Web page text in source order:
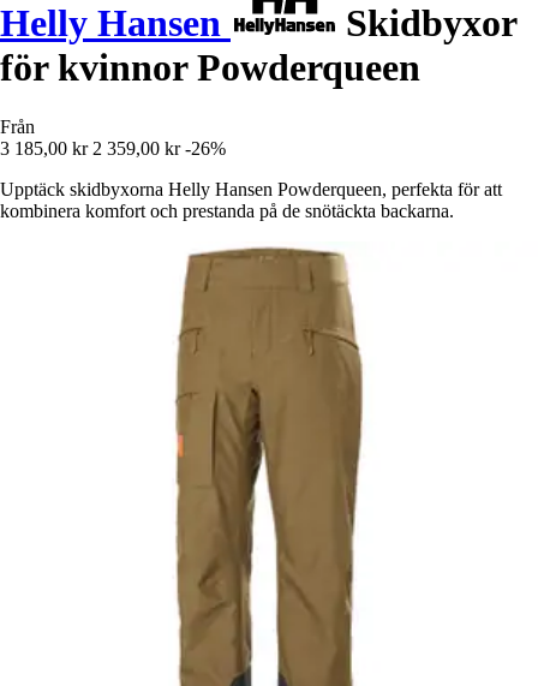
Helly Hansen
Skidbyxor
för kvinnor Powderqueen
Från
3 185,00 kr 2 359,00 kr -26%
Upptäck skidbyxorna Helly Hansen Powderqueen, perfekta för att
kombinera komfort och prestanda på de snötäckta backarna.